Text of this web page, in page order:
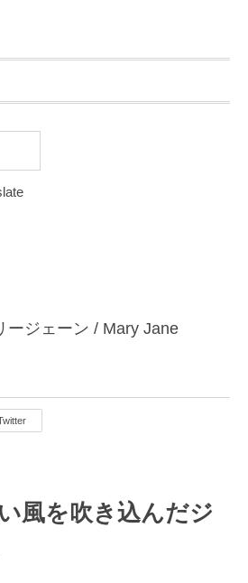
ジェーン / Mary Jane
風を吹き込んだジ